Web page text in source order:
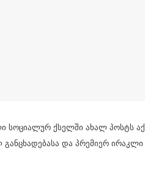
სოციალურ ქსელში ახალ პოსტს
განცხადებასა და პრემიერ